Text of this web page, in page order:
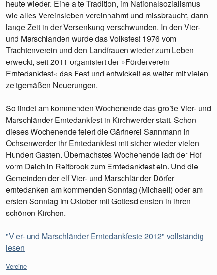
heute wieder. Eine alte Tradition, im Nationalsozialismus
wie alles Vereinsleben vereinnahmt und missbraucht, dann
lange Zeit in der Versenkung verschwunden. In den Vier-
und Marschlanden wurde das Volksfest 1976 vom
Trachtenverein und den Landfrauen wieder zum Leben
erweckt; seit 2011 organisiert der »Förderverein
Erntedankfest« das Fest und entwickelt es weiter mit vielen
zeitgemäßen Neuerungen.
So findet am kommenden Wochenende das große Vier- und
Marschländer Erntedankfest in Kirchwerder statt. Schon
dieses Wochenende feiert die Gärtnerei Sannmann in
Ochsenwerder ihr Erntedankfest mit sicher wieder vielen
Hundert Gästen. Übernächstes Wochenende lädt der Hof
vorm Deich in Reitbrook zum Erntedankfest ein. Und die
Gemeinden der elf Vier- und Marschländer Dörfer
erntedanken am kommenden Sonntag (Michaeli) oder am
ersten Sonntag im Oktober mit Gottesdiensten in ihren
schönen Kirchen.
"Vier- und Marschländer Erntedankfeste 2012" vollständig
lesen
Kategorien:
Vereine